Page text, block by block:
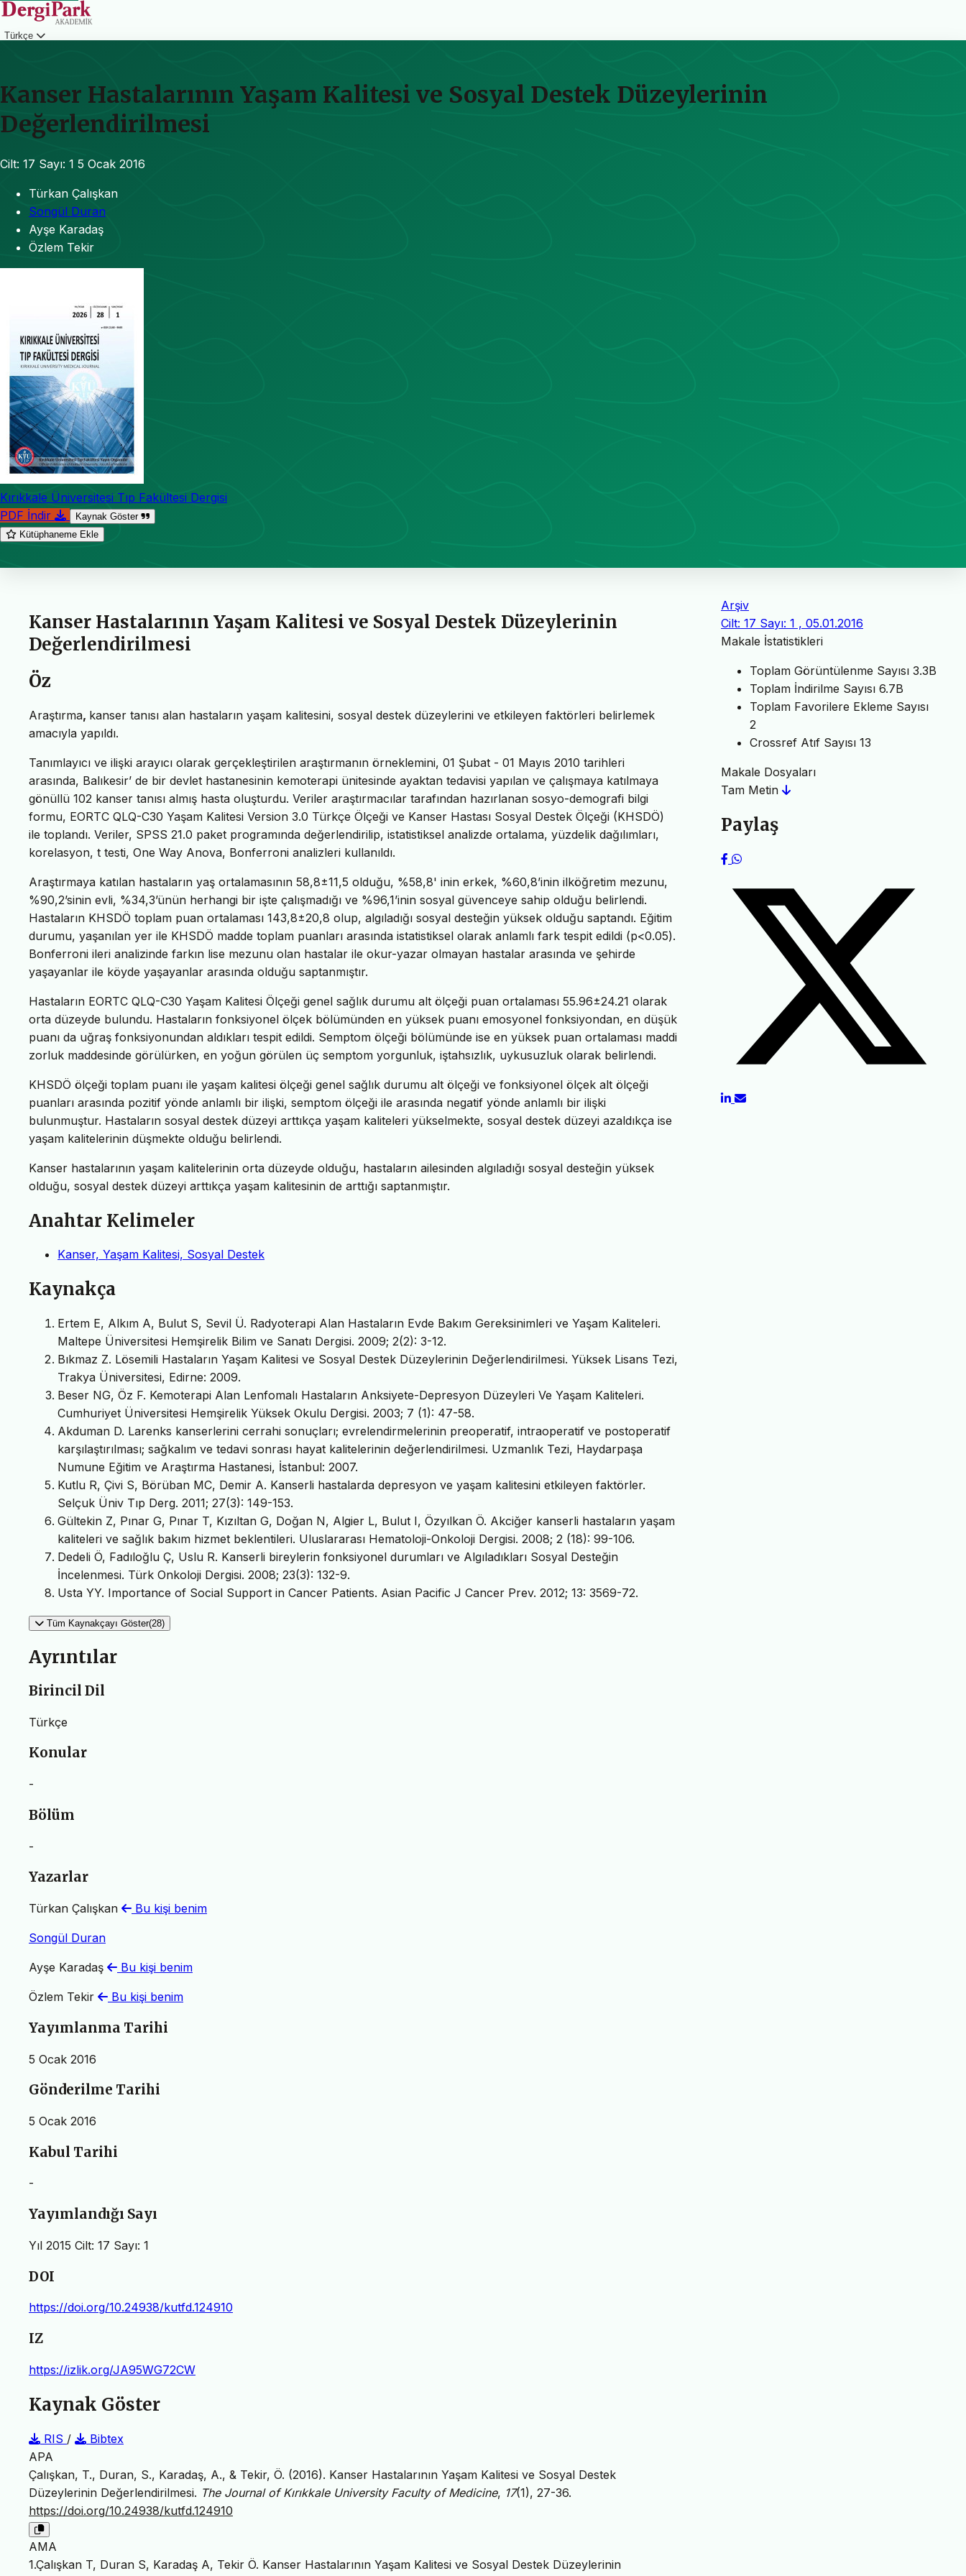
Türkçe
Kanser Hastalarının Yaşam Kalitesi ve Sosyal Destek Düzeylerinin
Değerlendirilmesi
Cilt: 17 Sayı: 1 5 Ocak 2016
Türkan Çalışkan
Songül Duran
Ayşe Karadaş
Özlem Tekir
Kırıkkale Üniversitesi Tıp Fakültesi Dergisi
PDF İndir
Kaynak Göster
Kütüphaneme Ekle
Kanser Hastalarının Yaşam Kalitesi ve Sosyal Destek Düzeylerinin
Değerlendirilmesi
Öz
Araştırma, kanser tanısı alan hastaların yaşam kalitesini, sosyal destek düzeylerini ve etkileyen faktörleri belirlemek
amacıyla yapıldı.
Tanımlayıcı ve ilişki arayıcı olarak gerçekleştirilen araştırmanın örneklemini, 01 Şubat - 01 Mayıs 2010 tarihleri
arasında, Balıkesir’ de bir devlet hastanesinin kemoterapi ünitesinde ayaktan tedavisi yapılan ve çalışmaya katılmaya
gönüllü 102 kanser tanısı almış hasta oluşturdu. Veriler araştırmacılar tarafından hazırlanan sosyo-demografi bilgi
formu, EORTC QLQ-C30 Yaşam Kalitesi Version 3.0 Türkçe Ölçeği ve Kanser Hastası Sosyal Destek Ölçeği (KHSDÖ)
ile toplandı. Veriler, SPSS 21.0 paket programında değerlendirilip, istatistiksel analizde ortalama, yüzdelik dağılımları,
korelasyon, t testi, One Way Anova, Bonferroni analizleri kullanıldı.
Araştırmaya katılan hastaların yaş ortalamasının 58,8±11,5 olduğu, %58,8' inin erkek, %60,8’inin ilköğretim mezunu,
%90,2’sinin evli, %34,3’ünün herhangi bir işte çalışmadığı ve %96,1’inin sosyal güvenceye sahip olduğu belirlendi.
Hastaların KHSDÖ toplam puan ortalaması 143,8±20,8 olup, algıladığı sosyal desteğin yüksek olduğu saptandı. Eğitim
durumu, yaşanılan yer ile KHSDÖ madde toplam puanları arasında istatistiksel olarak anlamlı fark tespit edildi (p<0.05).
Bonferroni ileri analizinde farkın lise mezunu olan hastalar ile okur-yazar olmayan hastalar arasında ve şehirde
yaşayanlar ile köyde yaşayanlar arasında olduğu saptanmıştır.
Hastaların EORTC QLQ-C30 Yaşam Kalitesi Ölçeği genel sağlık durumu alt ölçeği puan ortalaması 55.96±24.21 olarak
orta düzeyde bulundu. Hastaların fonksiyonel ölçek bölümünden en yüksek puanı emosyonel fonksiyondan, en düşük
puanı da uğraş fonksiyonundan aldıkları tespit edildi. Semptom ölçeği bölümünde ise en yüksek puan ortalaması maddi
zorluk maddesinde görülürken, en yoğun görülen üç semptom yorgunluk, iştahsızlık, uykusuzluk olarak belirlendi.
KHSDÖ ölçeği toplam puanı ile yaşam kalitesi ölçeği genel sağlık durumu alt ölçeği ve fonksiyonel ölçek alt ölçeği
puanları arasında pozitif yönde anlamlı bir ilişki, semptom ölçeği ile arasında negatif yönde anlamlı bir ilişki
bulunmuştur. Hastaların sosyal destek düzeyi arttıkça yaşam kaliteleri yükselmekte, sosyal destek düzeyi azaldıkça ise
yaşam kalitelerinin düşmekte olduğu belirlendi.
Kanser hastalarının yaşam kalitelerinin orta düzeyde olduğu, hastaların ailesinden algıladığı sosyal desteğin yüksek
olduğu, sosyal destek düzeyi arttıkça yaşam kalitesinin de arttığı saptanmıştır.
Anahtar Kelimeler
Kanser, Yaşam Kalitesi, Sosyal Destek
Kaynakça
Ertem E, Alkım A, Bulut S, Sevil Ü. Radyoterapi Alan Hastaların Evde Bakım Gereksinimleri ve Yaşam Kaliteleri.
Maltepe Üniversitesi Hemşirelik Bilim ve Sanatı Dergisi. 2009; 2(2): 3-12.
Bıkmaz Z. Lösemili Hastaların Yaşam Kalitesi ve Sosyal Destek Düzeylerinin Değerlendirilmesi. Yüksek Lisans Tezi,
Trakya Üniversitesi, Edirne: 2009.
Beser NG, Öz F. Kemoterapi Alan Lenfomalı Hastaların Anksiyete-Depresyon Düzeyleri Ve Yaşam Kaliteleri.
Cumhuriyet Üniversitesi Hemşirelik Yüksek Okulu Dergisi. 2003; 7 (1): 47-58.
Akduman D. Larenks kanserlerini cerrahi sonuçları; evrelendirmelerinin preoperatif, intraoperatif ve postoperatif
karşılaştırılması; sağkalım ve tedavi sonrası hayat kalitelerinin değerlendirilmesi. Uzmanlık Tezi, Haydarpaşa
Numune Eğitim ve Araştırma Hastanesi, İstanbul: 2007.
Kutlu R, Çivi S, Börüban MC, Demir A. Kanserli hastalarda depresyon ve yaşam kalitesini etkileyen faktörler.
Selçuk Üniv Tıp Derg. 2011; 27(3): 149-153.
Gültekin Z, Pınar G, Pınar T, Kızıltan G, Doğan N, Algier L, Bulut I, Özyılkan Ö. Akciğer kanserli hastaların yaşam
kaliteleri ve sağlık bakım hizmet beklentileri. Uluslararası Hematoloji-Onkoloji Dergisi. 2008; 2 (18): 99-106.
Dedeli Ö, Fadıloğlu Ç, Uslu R. Kanserli bireylerin fonksiyonel durumları ve Algıladıkları Sosyal Desteğin
İncelenmesi. Türk Onkoloji Dergisi. 2008; 23(3): 132-9.
Usta YY. Importance of Social Support in Cancer Patients. Asian Pacific J Cancer Prev. 2012; 13: 3569-72.
Tüm Kaynakçayı Göster(28)
Ayrıntılar
Birincil Dil
Türkçe
Konular
-
Bölüm
-
Yazarlar
Türkan Çalışkan Bu kişi benim
Songül Duran
Ayşe Karadaş Bu kişi benim
Özlem Tekir Bu kişi benim
Yayımlanma Tarihi
5 Ocak 2016
Gönderilme Tarihi
5 Ocak 2016
Kabul Tarihi
-
Yayımlandığı Sayı
Yıl 2015 Cilt: 17 Sayı: 1
DOI
https://doi.org/10.24938/kutfd.124910
IZ
https://izlik.org/JA95WG72CW
Kaynak Göster
RIS /
Bibtex
APA
Çalışkan, T., Duran, S., Karadaş, A., & Tekir, Ö. (2016). Kanser Hastalarının Yaşam Kalitesi ve Sosyal Destek
Düzeylerinin Değerlendirilmesi. The Journal of Kırıkkale University Faculty of Medicine, 17(1), 27-36.
https://doi.org/10.24938/kutfd.124910
AMA
1.Çalışkan T, Duran S, Karadaş A, Tekir Ö. Kanser Hastalarının Yaşam Kalitesi ve Sosyal Destek Düzeylerinin
Arşiv
Cilt: 17 Sayı: 1 , 05.01.2016
Makale İstatistikleri
Toplam Görüntülenme Sayısı 3.3B
Toplam İndirilme Sayısı 6.7B
Toplam Favorilere Ekleme Sayısı
2
Crossref Atıf Sayısı 13
Makale Dosyaları
Tam Metin
Paylaş